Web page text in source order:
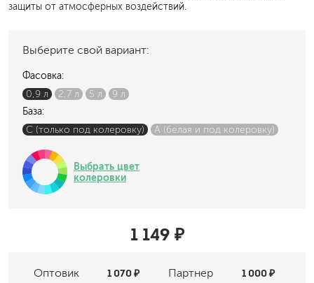
защиты от атмосферных воздействий.
Выберите свой вариант:
Фасовка:
0,9 л
2,7 л 5 л
9 л
База:
C (только под колеровку)
A (белая и под колеровку)
Выбрать цвет
колеровки
1 149 ₽
Оптовик Партнер
1 070 ₽ 1 000 ₽